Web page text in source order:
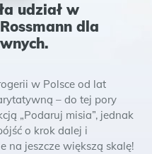
udział w
dla
w Polsce od lat
– do tej pory
„Podaruj misia”, jednak
o krok dalej i
na jeszcze większą skalę!